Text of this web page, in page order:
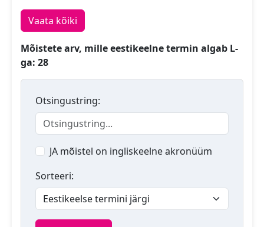
Vaata kõiki
Mõistete arv, mille eestikeelne termin algab L-
ga: 28
Otsingustring:
JA mõistel on ingliskeelne akronüüm
Sorteeri: